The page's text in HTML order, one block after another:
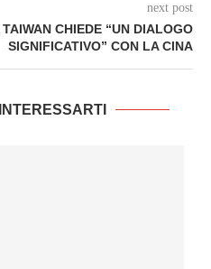
next post
CHIEDE “UN DIALOGO
SIGNIFICATIVO” CON LA CINA